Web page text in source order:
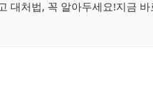
대처법, 꼭 알아두세요!지금